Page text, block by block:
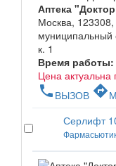
Аптека
Москва, 123308,
муниципальный
к. 1
Время работы:
Цена актуальна
phone ВЫЗОВ directions
Серлифт